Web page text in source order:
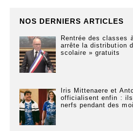
NOS DERNIERS ARTICLES
Rentrée des classes
arrête la distribution
scolaire » gratuits
Iris Mittenaere et
officialisent enfin :
nerfs pendant des